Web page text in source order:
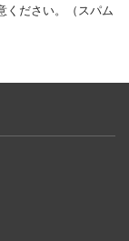
ください。（スパム